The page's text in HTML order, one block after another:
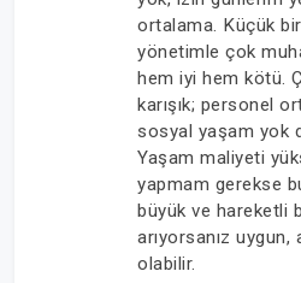
ortalama. Küçük
yönetimle çok
hem iyi hem kötü.
karışık; personel
sosyal yaşam yok
Yaşam maliyeti
yapmam gerekse
büyük ve hareketli
arıyorsanız uygun,
olabilir.